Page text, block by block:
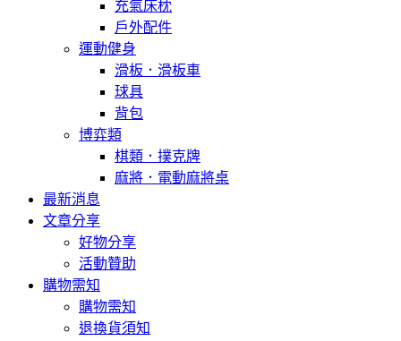
充氣床枕
戶外配件
運動健身
滑板．滑板車
球具
背包
博弈類
棋類．撲克牌
麻將．電動麻將桌
最新消息
文章分享
好物分享
活動贊助
購物需知
購物需知
退換貨須知